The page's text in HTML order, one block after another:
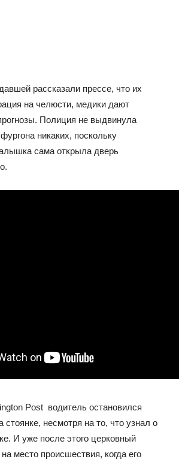
рассказали прессе, что их
на челюсти, медики дают
Полиция не выдвинула
никаких, поскольку
сама открыла дверь
Post водитель остановился
стоянке, несмотря на то, что узнал о
И уже после этого церковный
место происшествия, когда его